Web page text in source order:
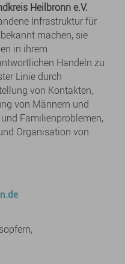
Heilbronn e.V.
Infrastruktur für
machen, sie
in ihrem
Handeln zu
Linie durch
von Kontakten,
von Männern und
Familienproblemen,
Organisation von